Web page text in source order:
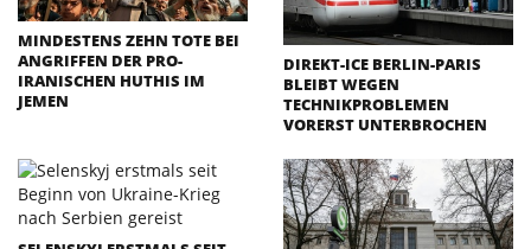
MINDESTENS ZEHN TOTE BEI
ANGRIFFEN DER PRO-
IRANISCHEN HUTHIS IM
JEMEN
DIREKT-ICE BERLIN-PARIS
BLEIBT WEGEN
TECHNIKPROBLEMEN
VORERST UNTERBROCHEN